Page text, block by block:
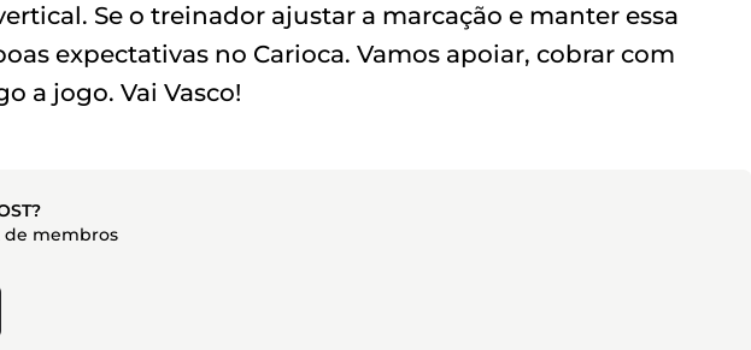
Se o treinador ajustar a marcação e manter essa
expectativas no Carioca. Vamos apoiar, cobrar com
a jogo. Vai Vasco!
de membros